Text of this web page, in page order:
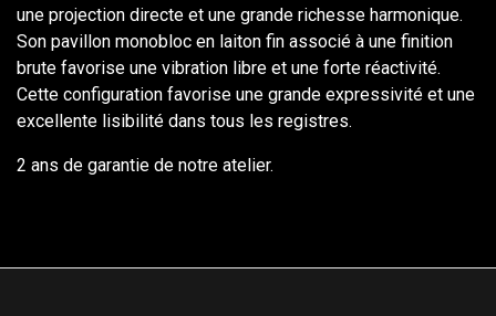
une projection directe et une grande richesse harmonique.
Son pavillon monobloc en laiton fin associé à une finition
brute favorise une vibration libre et une forte réactivité.
Cette configuration favorise une grande expressivité et une
excellente lisibilité dans tous les registres.
2 ans de garantie de notre atelier.